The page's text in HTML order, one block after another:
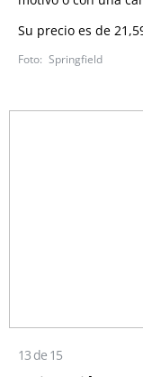
Su precio es de
Springfield
13 de 15